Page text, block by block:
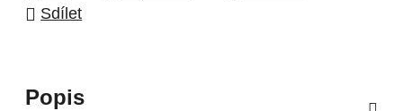
Sdílet
Popis